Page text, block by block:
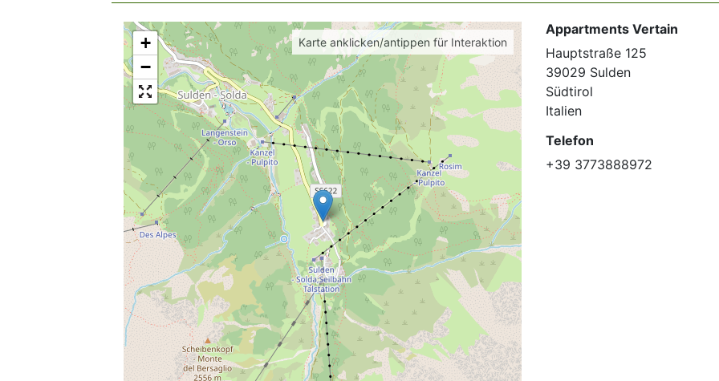
+
−
Karte anklicken/antippen für Interaktion
Appartments Vertain
Hauptstraße 125
39029 Sulden
Südtirol
Italien
Telefon
+39 3773888972